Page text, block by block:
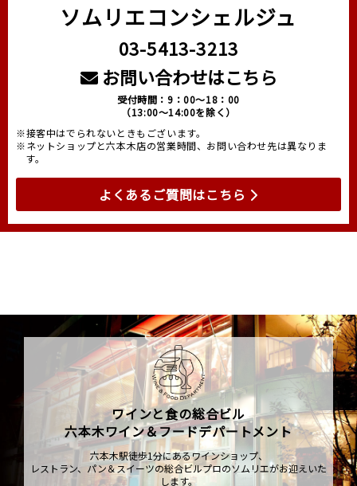
ソムリエコンシェルジュ
03-5413-3213
お問い合わせはこちら
受付時間：9：00～18：00
（13:00～14:00を除く）
※接客中はでられないときもございます。
※ネットショップと六本木店の営業時間、お問い合わせ先は異なりま
す。
よくあるご質問はこちら
ワインと食の総合ビル
六本木ワイン＆フードデパートメント
六本木駅徒歩1分にあるワインショップ、
レストラン、パン＆スイーツの総合ビルプロのソムリエがお迎えいた
します。